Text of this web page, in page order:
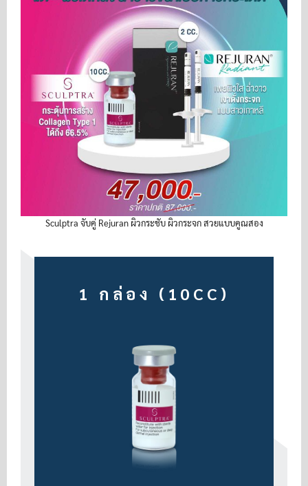
Sculptra จับคู่ Rejuran ผิวกระชับ ผิวกระจก สวยแบบคูณสอง
1 กล่อง (10CC)